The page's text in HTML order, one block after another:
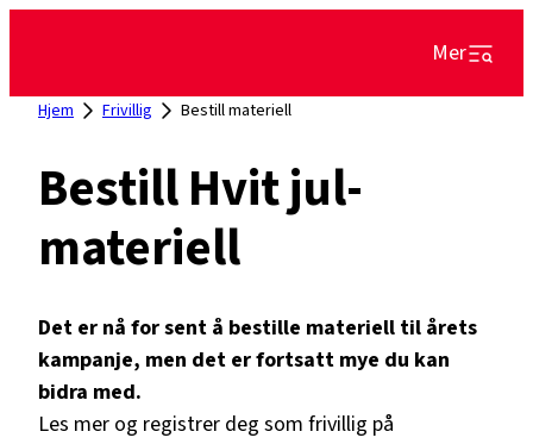
innhold
Mer
Hjem Frivillig Bestill materiell
Bestill Hvit jul-
materiell
Det er nå for sent å bestille materiell til årets
kampanje, men det er fortsatt mye du kan
bidra med.
Les mer og registrer deg som frivillig på